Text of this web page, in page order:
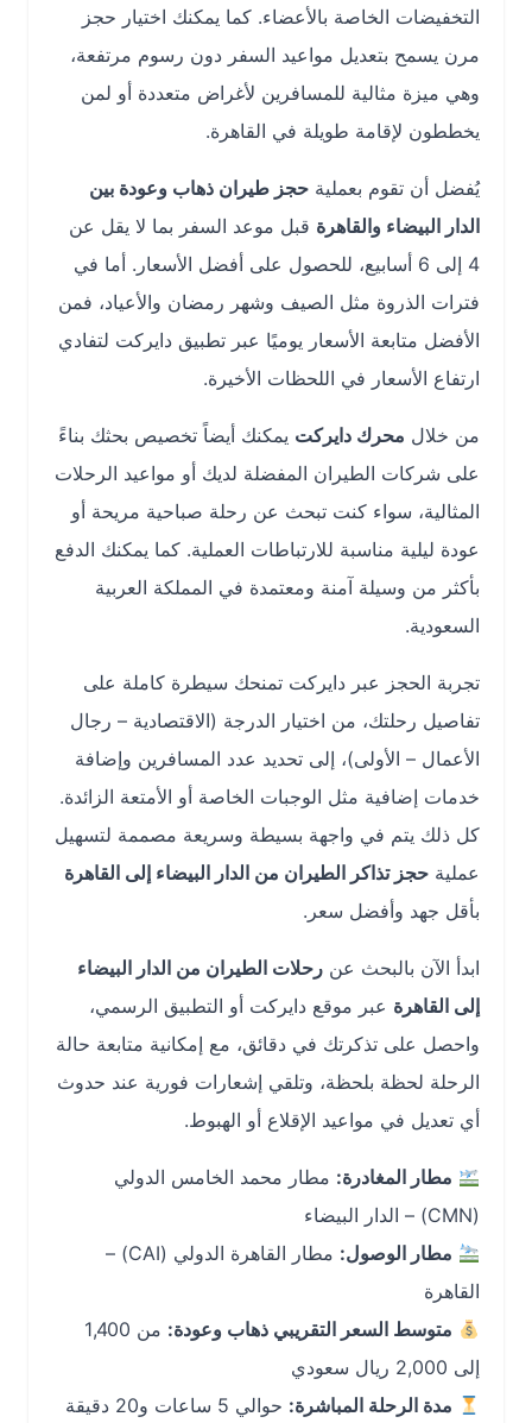
التخفيضات الخاصة بالأعضاء. كما يمكنك اختيار حجز
مرن يسمح بتعديل مواعيد السفر دون رسوم مرتفعة،
وهي ميزة مثالية للمسافرين لأغراض متعددة أو لمن
يخططون لإقامة طويلة في القاهرة.
يُفضل أن تقوم بعمليةحجز طيران ذهاب وعودة بين
الدار البيضاء والقاهرةقبل موعد السفر بما لا يقل عن
4 إلى 6 أسابيع، للحصول على أفضل الأسعار. أما في
فترات الذروة مثل الصيف وشهر رمضان والأعياد، فمن
الأفضل متابعة الأسعار يوميًا عبر تطبيق دايركت لتفادي
ارتفاع الأسعار في اللحظات الأخيرة.
من خلال محرك دايركتيمكنك أيضاً تخصيص بحثك بناءً
على شركات الطيران المفضلة لديك أو مواعيد الرحلات
المثالية، سواء كنت تبحث عن رحلة صباحية مريحة أو
عودة ليلية مناسبة للارتباطات العملية. كما يمكنك الدفع
بأكثر من وسيلة آمنة ومعتمدة في المملكة العربية
السعودية.
تجربة الحجز عبر دايركت تمنحك سيطرة كاملة على
تفاصيل رحلتك، من اختيار الدرجة (الاقتصادية – رجال
الأعمال – الأولى)، إلى تحديد عدد المسافرين وإضافة
خدمات إضافية مثل الوجبات الخاصة أو الأمتعة الزائدة.
كل ذلك يتم في واجهة بسيطة وسريعة مصممة لتسهيل
عمليةحجز تذاكر الطيران من الدار البيضاء إلى القاهرة
بأقل جهد وأفضل سعر.
ابدأ الآن بالبحث عنرحلات الطيران من الدار البيضاء
إلى القاهرةعبر موقع دايركت أو التطبيق الرسمي،
واحصل على تذكرتك في دقائق، مع إمكانية متابعة حالة
الرحلة لحظة بلحظة، وتلقي إشعارات فورية عند حدوث
أي تعديل في مواعيد الإقلاع أو الهبوط.
مطار المغادرة:مطار محمد الخامس الدولي
مطار الوصول:
مطار القاهرة الدولي (CAI) –
القاهرة
متوسط السعر التقريبي ذهاب وعودة:
من 1,400
مدة الرحلة المباشرة:حوالي 5 ساعات و20 دقيقة